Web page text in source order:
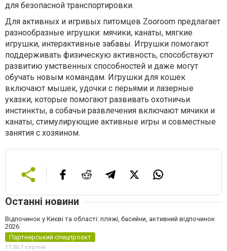
для безопасной транспортировки.
Для активных и игривых питомцев Zooroom предлагает
разнообразные игрушки: мячики, канаты, мягкие
игрушки, интерактивные забавы. Игрушки помогают
поддерживать физическую активность, способствуют
развитию умственных способностей и даже могут
обучать новым командам. Игрушки для кошек
включают мышек, удочки с перьями и лазерные
указки, которые помогают развивать охотничьи
инстинкты, а собачьи развлечения включают мячики и
канаты, стимулирующие активные игры и совместные
занятия с хозяином.
Останні новини
Відпочинок у Києві та області: пляжі, басейни, активний відпочинок
2026
Партнерський спецпроєкт
17:00,7 серпня